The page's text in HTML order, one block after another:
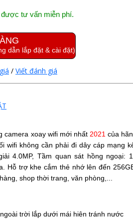
được tư vấn miễn phí.
dẫn lắp đặt & cài đặt)
/ Viết đánh giá
camera xoay wifi mới nhất 2021 của
wifi không cần phải đi dây cáp mạng
4.0MP,Tầm quan sát hồng ngoại:
Hỗ trợ khe cắm thẻ nhớ lên đến
shop thời trang, văn phòng,...
trời lắp dưới mái hiên tránh nước